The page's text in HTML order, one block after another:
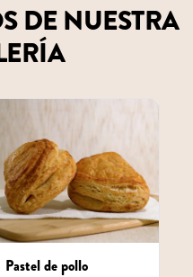
DE NUESTRA
Pastel de pollo